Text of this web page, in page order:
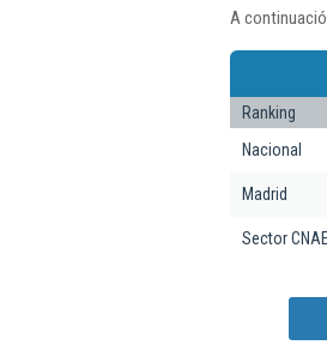
A
Ranking
Nacional
Madrid
Sector